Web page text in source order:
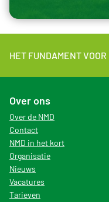
HET FUNDAMENT
Over ons
Over de NMD
Contact
NMD in het kort
Organisatie
Nieuws
Vacatures
Tarieven